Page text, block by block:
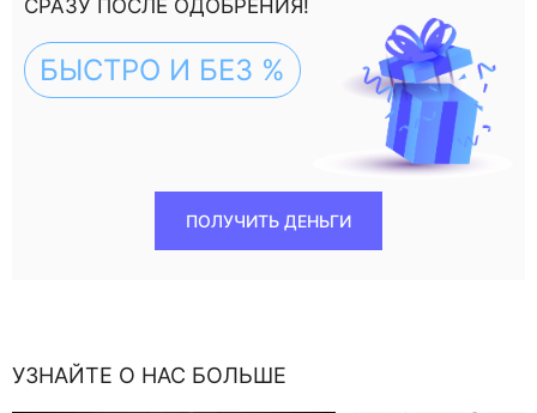
СРАЗУ ПОСЛЕ ОДОБРЕНИЯ!
БЫСТРО И БЕЗ %
ПОЛУЧИТЬ ДЕНЬГИ
УЗНАЙТЕ О НАС БОЛЬШЕ